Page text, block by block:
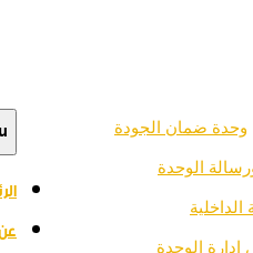
وحدة ضمان الجودة
الوحدة
الداخلية
الوحدة